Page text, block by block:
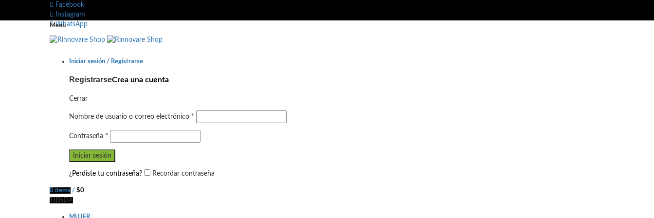
Facebook
Instagram
WhatsApp
Menu
Iniciar sesión / Registrarse
RegistrarseCrea una cuenta
Cerrar
Nombre de usuario o correo electrónico *
Contraseña *
Iniciar sesión
¿Perdiste tu contraseña? Recordar contraseña
0 items / $0
TIENDA
MUJER